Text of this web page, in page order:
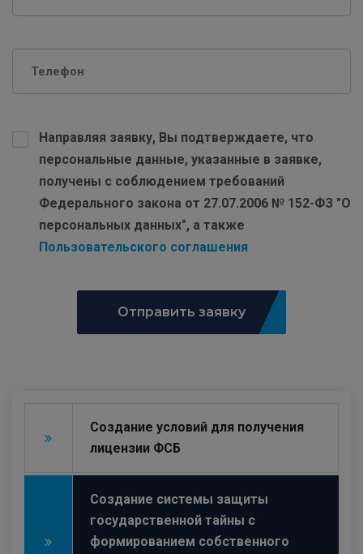
Создание условий для получения
лицензии ФСБ
Создание системы защиты
государственной тайны с
формированием собственного
Направляя заявку, Вы подтверждаете, что
персональные данные, указанные в заявке,
получены с соблюдением требований
Федерального закона от 27.07.2006 № 152-ФЗ "О
персональных данных", а также
Пользовательского соглашения
Отправить заявку